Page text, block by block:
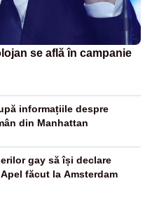
se află în campanie
informațiile despre
din Manhattan
gay să își declare
făcut la Amsterdam